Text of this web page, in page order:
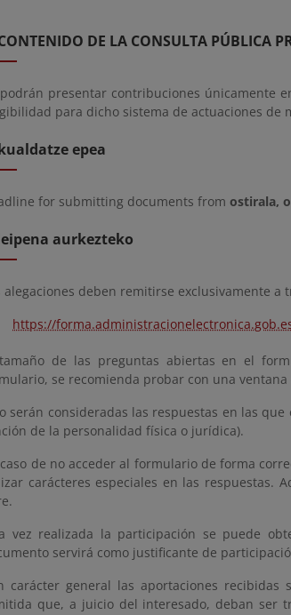
DE LA CONSULTA PÚBLICA
presentar contribuciones únicamente
para dicho sistema de actuaciones de
epea
for submitting documents from ostirala,
aurkezteko
alegaciones deben remitirse exclusivamente
https://
de las preguntas abiertas en el
se recomienda probar con una
serán consideradas las respuestas en las
de la personalidad física o jurídica).
de no acceder al formulario de forma
carácteres especiales en las respuestas.
vez realizada la participación se puede
servirá como justificante de
carácter general las aportaciones
que, a juicio del interesado, deban ser